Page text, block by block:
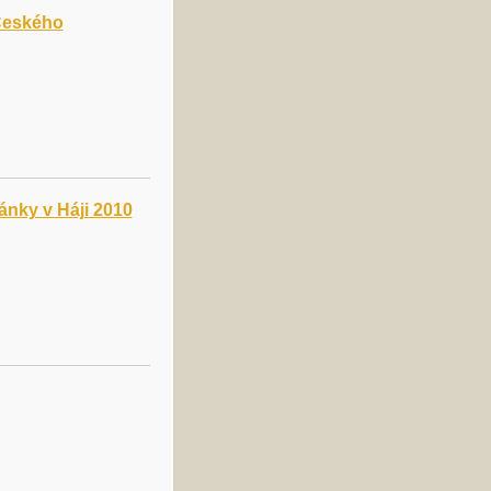
v Háji 2010